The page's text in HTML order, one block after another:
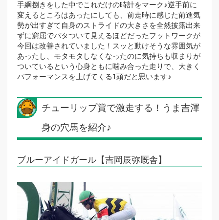
手綱捌きをした中でこれだけの時計をマーク♪逆手前に
変えるところはあったにしても、前走時に感じた前進気
勢が出すぎて自身のストライドの大きさを全然披露出来
ずに窮屈でバタついて見えるほどだったフットワークが
今回は改善されていました！スッと動けそうな雰囲気が
あったし、モタモタしなくなったのに気持ちも収まりが
ついているという心身ともに噛み合った走りで、大きく
パフォーマンスを上げてくる1頭だと思います♪
チューリップ賞で激走する！うま吉渾
身の穴馬を紹介♪
ブルーアイドガール【吉岡辰弥厩舎】